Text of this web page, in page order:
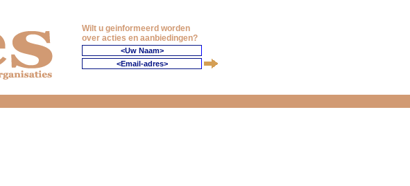
Wilt u geinformeerd worden
over acties en aanbiedingen?